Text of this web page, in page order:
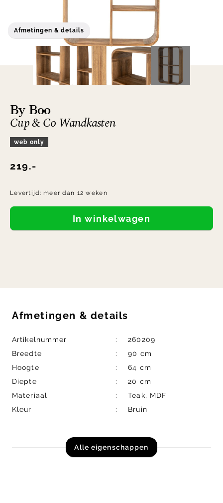
Afmetingen & details
By Boo
Cup & Co Wandkasten
web only
219.-
Levertijd: meer dan 12 weken
In winkelwagen
Afmetingen & details
Artikelnummer
260209
Breedte
90 cm
Hoogte
64 cm
Diepte
20 cm
Materiaal
Teak, MDF
Kleur
Bruin
Alle eigenschappen